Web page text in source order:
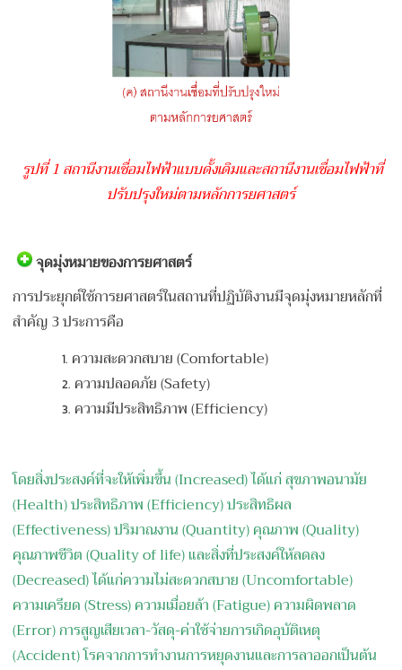
รูปที่ 1 สถานีงานเชื่อมไฟฟ้าแบบดั้งเดิมและสถานีงานเชื่อมไฟฟ้าที่
ปรับปรุงใหม่ตามหลักการยศาสตร์
จุดมุ่งหมายของการยศาสตร์
การประยุกต์ใช้การยศาสตร์ในสถานที่ปฏิบัติงานมีจุดมุ่งหมายหลักที่
สำคัญ 3 ประการคือ
ความสะดวกสบาย (Comfortable)
ความปลอดภัย (Safety)
ความมีประสิทธิภาพ (Efficiency)
โดยสิ่งประสงค์ที่จะให้เพิ่มขึ้น (Increased) ได้แก่ สุขภาพอนามัย
(Health) ประสิทธิภาพ (Efficiency) ประสิทธิผล
(Effectiveness) ปริมาณงาน (Quantity) คุณภาพ (Quality)
คุณภาพชีวิต (Quality of life) และสิ่งที่ประสงค์ให้ลดลง
(Decreased) ได้แก่ความไม่สะดวกสบาย (Uncomfortable)
ความเครียด (Stress) ความเมื่อยล้า (Fatigue) ความผิดพลาด
(Error) การสูญเสียเวลา-วัสดุ-ค่าใช้จ่ายการเกิดอุบัติเหตุ
(Accident) โรคจากการทำงานการหยุดงานและการลาออกเป็นต้น